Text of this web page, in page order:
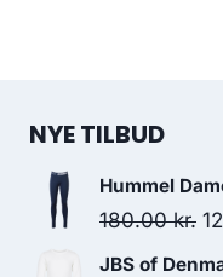
NYE TILBUD
Hummel
180.00kr.
JBS of